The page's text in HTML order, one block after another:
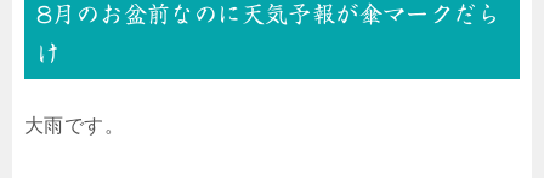
8月のお盆前なのに天気予報が傘マークだら
け
大雨です。